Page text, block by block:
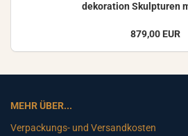
de­ko­ra­ti­on Skulp­tu­ren
879,00 EUR
MEHR ÜBER...
Verpackungs- und Versandkosten